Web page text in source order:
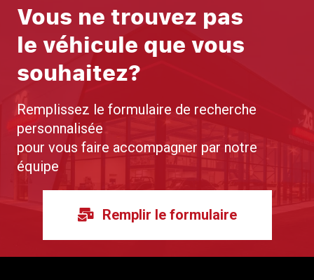
Vous ne trouvez pas
le véhicule que vous
souhaitez?
Remplissez le formulaire de recherche
personnalisée
pour vous faire accompagner par notre
équipe
Remplir le formulaire